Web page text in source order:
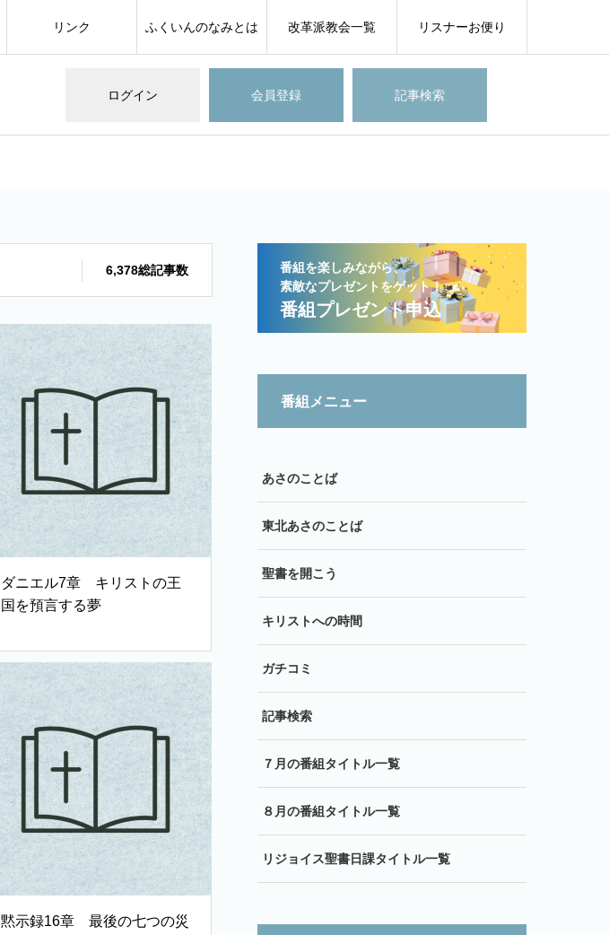
ログイン 会員登録 記事検索
リンク ふくいんのなみとは 改革派教会一覧 リスナーお便り
6,378総記事数
ダニエル7章 キリストの王
国を預言する夢
黙示録16章 最後の七つの災
番組を楽しみながら、
素敵なプレゼントをゲット！
番組プレゼント申込
番組メニュー
あさのことば
東北あさのことば
聖書を開こう
キリストへの時間
ガチコミ
記事検索
７月の番組タイトル一覧
８月の番組タイトル一覧
リジョイス聖書日課タイトル一覧